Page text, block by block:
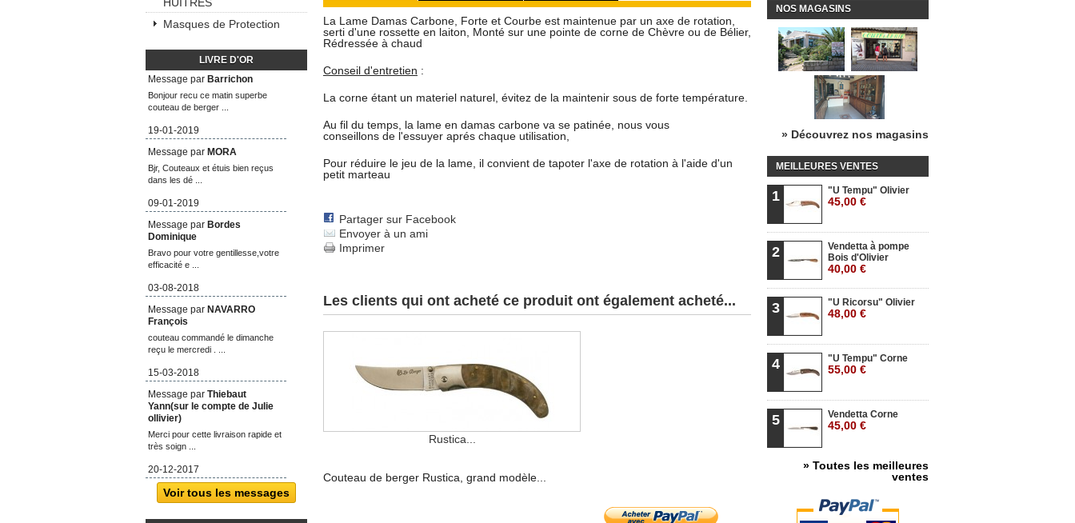
HUITRES
Masques de Protection
LIVRE D'OR
Message par Barrichon
Bonjour recu ce matin superbe
couteau de berger ...
19-01-2019
Message par MORA
Bjr, Couteaux et étuis bien reçus
dans les dé ...
09-01-2019
Message par Bordes
Dominique
Bravo pour votre gentillesse,votre
efficacité e ...
03-08-2018
Message par NAVARRO
François
couteau commandé le dimanche
reçu le mercredi . ...
15-03-2018
Message par Thiebaut
Yann(sur le compte de Julie
ollivier)
Merci pour cette livraison rapide et
très soign ...
20-12-2017
Voir tous les messages
La Lame Damas Carbone, Forte et Courbe est maintenue par un axe de rotation,
serti d'une rossette en laiton, Monté sur une pointe de corne de Chèvre ou de Bélier,
Rédressée à chaud
Conseil d'entretien :
La corne étant un materiel naturel, évitez de la maintenir sous de forte température.
Au fil du temps, la lame en damas carbone va se patinée, nous vous
conseillons de l'essuyer aprés chaque utilisation,
Pour réduire le jeu de la lame, il convient de tapoter l'axe de rotation à l'aide d'un
petit marteau
Partager sur Facebook
Envoyer à un ami
Imprimer
Les clients qui ont acheté ce produit ont également acheté...
Rustica...
Couteau de berger Rustica, grand modèle...
NOS MAGASINS
» Découvrez nos magasins
MEILLEURES VENTES
1 "U Tempu" Olivier
45,00 €
2
Vendetta à pompe
Bois d'Olivier
40,00 €
3 "U Ricorsu" Olivier
48,00 €
4 "U Tempu" Corne
55,00 €
5 Vendetta Corne
45,00 €
» Toutes les meilleures
ventes